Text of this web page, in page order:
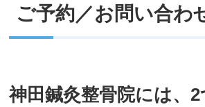
ご予約／お問い合わ
神田鍼灸整骨院には、